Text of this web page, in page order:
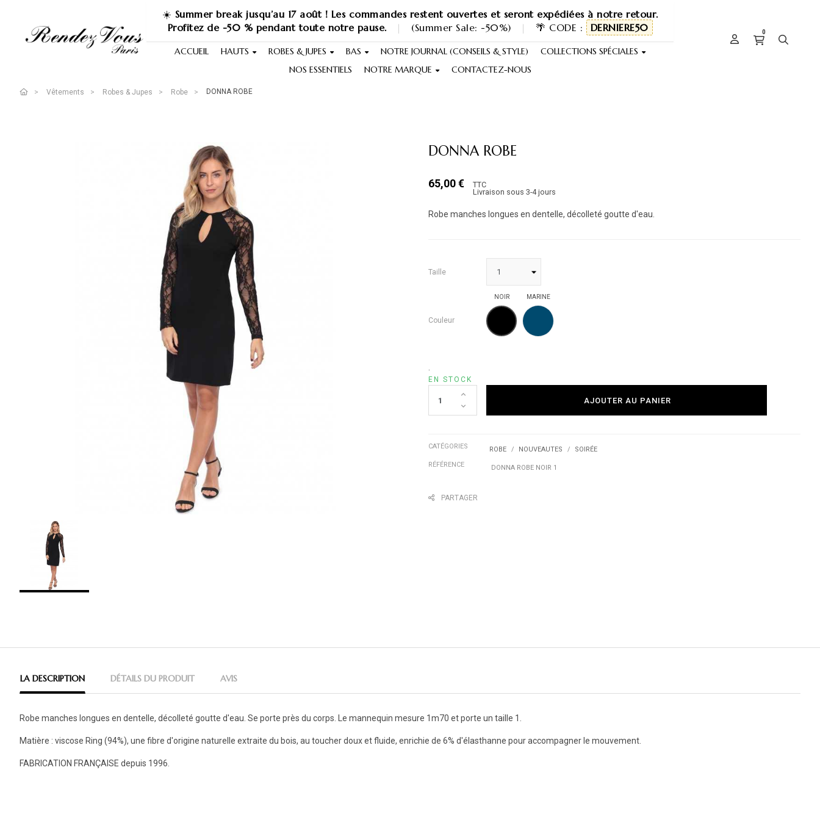
☀️ Summer break jusqu’au 17 août ! Les commandes restent ouvertes et seront expédiées à notre retour.
Profitez de -50 % pendant toute notre pause.
| (Summer Sale: -50%) | 🌴 CODE : DERNIERE50
ACCUEIL HAUTS ROBES & JUPES BAS NOTRE JOURNAL (CONSEILS & STYLE)
COLLECTIONS SPÉCIALES
NOS ESSENTIELS
NOTRE MARQUE CONTACTEZ-NOUS
0
Vêtements Robes & Jupes Robe DONNA ROBE
DONNA ROBE
65,00 €
TTC
Livraison sous 3-4 jours
Robe manches longues en dentelle, décolleté goutte d'eau.
Taille
Couleur
NOIR
NOIR
MARINE
EN STOCK
AJOUTER AU PANIER
CATÉGORIES ROBE NOUVEAUTES
SOIRÉE
RÉFÉRENCE
DONNA ROBE NOIR 1
PARTAGER
LA DESCRIPTION DÉTAILS DU PRODUIT AVIS
Robe manches longues en dentelle, décolleté goutte d'eau. Se porte près du corps. Le mannequin mesure 1m70 et porte un taille 1.
Matière : viscose Ring (94%), une fibre d'origine naturelle extraite du bois, au toucher doux et fluide, enrichie de 6% d'élasthanne pour accompagner le mouvement.
FABRICATION FRANÇAISE depuis 1996.